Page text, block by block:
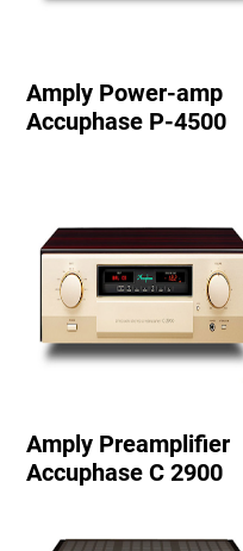
Amply Power-amp
Accuphase P-4500
Amply Preamplifier
Accuphase C 2900